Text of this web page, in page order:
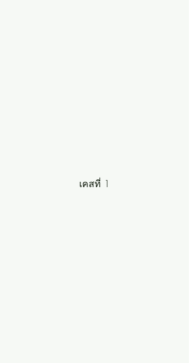
เคสที่ 1